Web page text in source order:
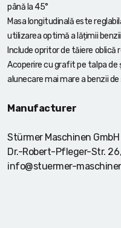
până la 45°
Masa longitudinală este
utilizarea optimă a lățimii
Include opritor de tăiere
Acoperire cu grafit pe talpa
alunecare mai mare a benzii
Manufacturer
Stürmer Maschinen GmbH
Dr.-Robert-Pfleger-Str.
info@stuermer-